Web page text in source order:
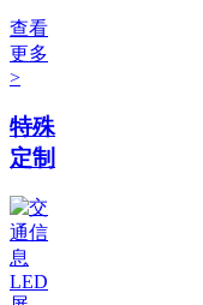
查看
更多
>
特殊
定制